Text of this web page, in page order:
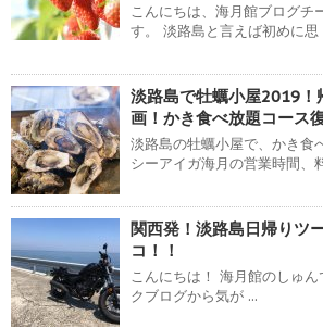
こんにちは、海月館ブログチ
す。 淡路島と言えば初めに思
淡路島で牡蠣小屋2019！
画！かき食べ放題コース
淡路島の牡蠣小屋で、かき食
シーアイガ海月の営業時間、
関西発！淡路島日帰りツ
コ！！
こんにちは！ 海月館のしゅ
クブログから気が ...